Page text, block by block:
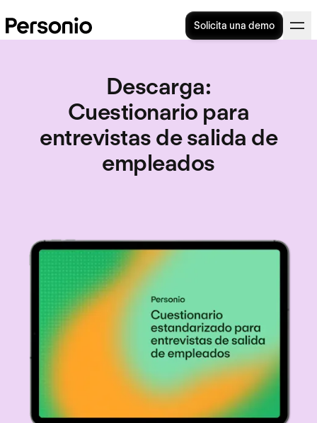
Solicita una demo
Descarga:
Cuestionario para
entrevistas de salida de
empleados